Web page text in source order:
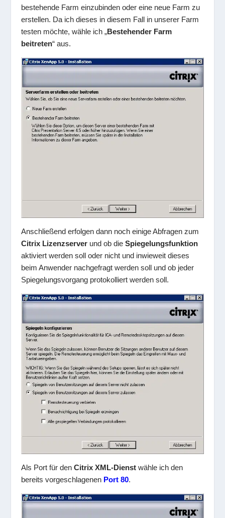
bestehende Farm einzubinden oder eine neue Farm zu
erstellen. Da ich dieses in diesem Fall in unserer Farm
testen möchte, wähle ich „Bestehender Farm
beitreten“ aus.
Anschließend erfolgen dann noch einige Abfragen zum
Citrix Lizenzserver und ob dieSpiegelungsfunktion
aktiviert werden soll oder nicht und inwieweit dieses
beim Anwender nachgefragt werden soll und ob jeder
Spiegelungsvorgang protokolliert werden soll.
Als Port für denCitrix XML-Dienstwähle ich den
bereits vorgeschlagenen Port 80.